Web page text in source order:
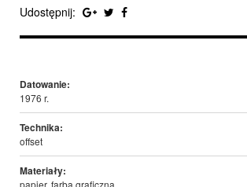
Udostępnij:
Datowanie:
1976 r.
Technika:
offset
Materiały:
papier, farba graficzna